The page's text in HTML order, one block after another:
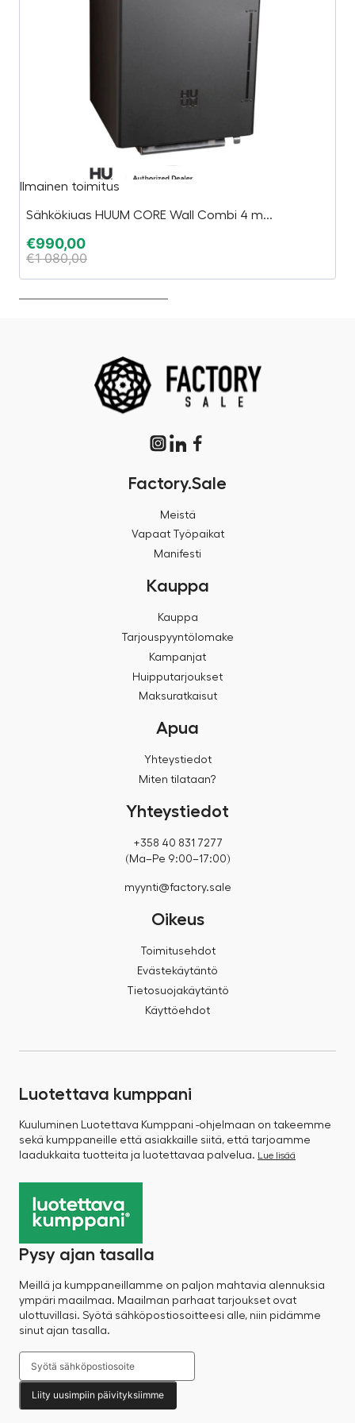
Ilmainen toimitus
Sähkökiuas HUUM CORE Wall Combi 4 m...
€990,00
€1 080,00
Factory.Sale
Meistä
Vapaat Työpaikat
Manifesti
Kauppa
Kauppa
Tarjouspyyntölomake
Kampanjat
Huipputarjoukset
Maksuratkaisut
Apua
Yhteystiedot
Miten tilataan?
Yhteystiedot
+358 40 831 7277
(Ma–Pe 9:00–17:00)
myynti@factory.sale
Oikeus
Toimitusehdot
Evästekäytäntö
Tietosuojakäytäntö
Käyttöehdot
Luotettava kumppani
Kuuluminen Luotettava Kumppani -ohjelmaan on takeemme
sekä kumppaneille että asiakkaille siitä, että tarjoamme
laadukkaita tuotteita ja luotettavaa palvelua. Lue lisää
Pysy ajan tasalla
Meillä ja kumppaneillamme on paljon mahtavia alennuksia
ympäri maailmaa. Maailman parhaat tarjoukset ovat
ulottuvillasi. Syötä sähköpostiosoitteesi alle, niin pidämme
sinut ajan tasalla.
Liity uusimpiin päivityksiimme